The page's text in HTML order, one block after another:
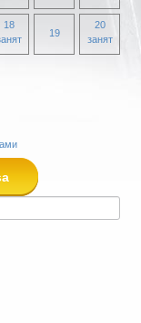
18
19
20
занят